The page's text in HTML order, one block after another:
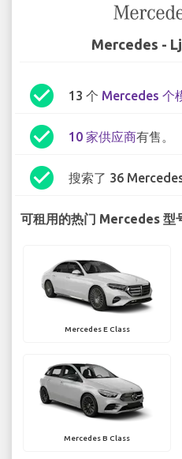
Mercedes -
check_circle 13 个 Mercedes 个
check_circle 10 家供应商有售。
check_circle 搜索了 36
可租用的热门 Mercedes 型
Mercedes E Class
Mercedes B Class